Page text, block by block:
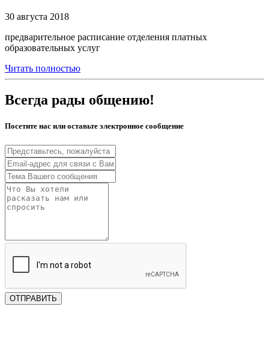
30 августа 2018
предварительное расписание отделения платных
образовательных услуг
Читать полностью
Всегда рады общению!
Посетите нас или оставьте электронное сообщение
ОТПРАВИТЬ